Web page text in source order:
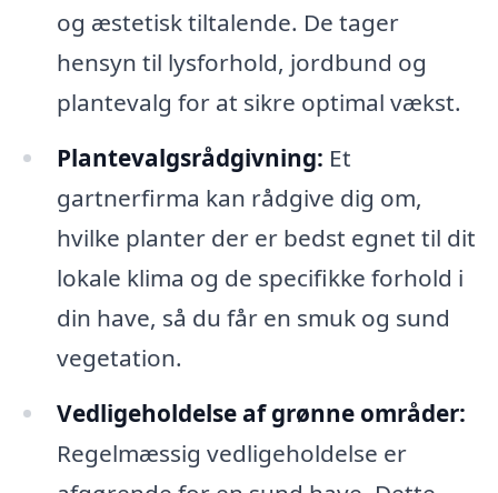
og æstetisk tiltalende. De tager
hensyn til lysforhold, jordbund og
plantevalg for at sikre optimal vækst.
Plantevalgsrådgivning: Et
gartnerfirma kan rådgive dig om,
hvilke planter der er bedst egnet til dit
lokale klima og de specifikke forhold i
din have, så du får en smuk og sund
vegetation.
Vedligeholdelse af grønne områder:
Regelmæssig vedligeholdelse er